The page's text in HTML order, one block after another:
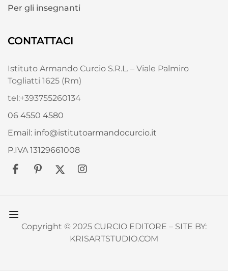
Per gli insegnanti
CONTATTACI
Istituto Armando Curcio S.R.L. – Viale Palmiro
Togliatti 1625 (Rm)
tel:+393755260134
06 4550 4580
Email: info@istitutoarmandocurcio.it
P.IVA 13129661008
Copyright © 2025 CURCIO EDITORE – SITE BY:
KRISARTSTUDIO.COM